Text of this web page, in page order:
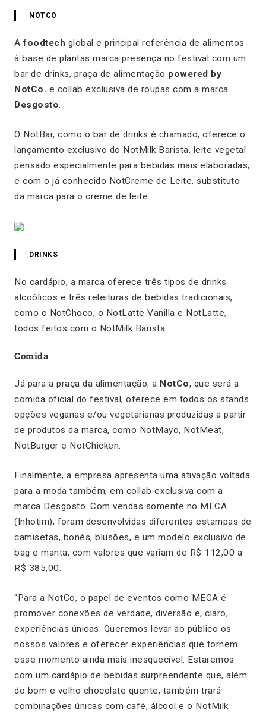
NOTCO
Afoodtech global e principal referência de alimentos
à base de plantas marca presença no festival com um
bar de drinks, praça de alimentação powered by
NotCo. e collab exclusiva de roupas com a marca
Desgosto.
O NotBar, como o bar de drinks é chamado, oferece o
lançamento exclusivo do NotMilk Barista, leite vegetal
pensado especialmente para bebidas mais elaboradas,
e com o já conhecido NotCreme de Leite, substituto
da marca para o creme de leite.
DRINKS
No cardápio, a marca oferece três tipos de drinks
alcoólicos e três releituras de bebidas tradicionais,
como o NotChoco, o NotLatte Vanilla e NotLatte,
todos feitos com o NotMilk Barista.
Comida
Já para a praça da alimentação, a NotCo, que será a
comida oficial do festival, oferece em todos os stands
opções veganas e/ou vegetarianas produzidas a partir
de produtos da marca, como NotMayo, NotMeat,
NotBurger e NotChicken.
Finalmente, a empresa apresenta uma ativação voltada
para a moda também, em collab exclusiva com a
marca Desgosto. Com vendas somente no MECA
(Inhotim), foram desenvolvidas diferentes estampas de
camisetas, bonés, blusões, e um modelo exclusivo de
bag e manta, com valores que variam de R$ 112,00 a
R$ 385,00.
“Para a NotCo, o papel de eventos como MECA é
promover conexões de verdade, diversão e, claro,
experiências únicas. Queremos levar ao público os
nossos valores e oferecer experiências que tornem
esse momento ainda mais inesquecível. Estaremos
com um cardápio de bebidas surpreendente que, além
do bom e velho chocolate quente, também trará
combinações únicas com café, álcool e o NotMilk